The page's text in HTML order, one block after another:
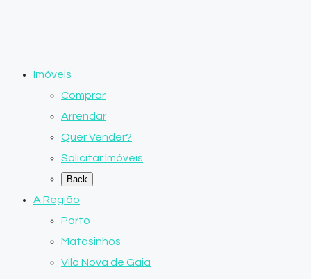
Imóveis
Comprar
Arrendar
Quer Vender?
Solicitar Imóveis
Back
A Região
Porto
Matosinhos
Vila Nova de Gaia